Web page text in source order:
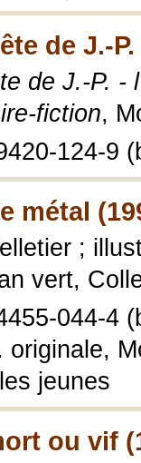
de J.-P.
de J.-P. -
fiction,
124-9
métal
;
vert,
044-4
originale,
jeunes
ou vif